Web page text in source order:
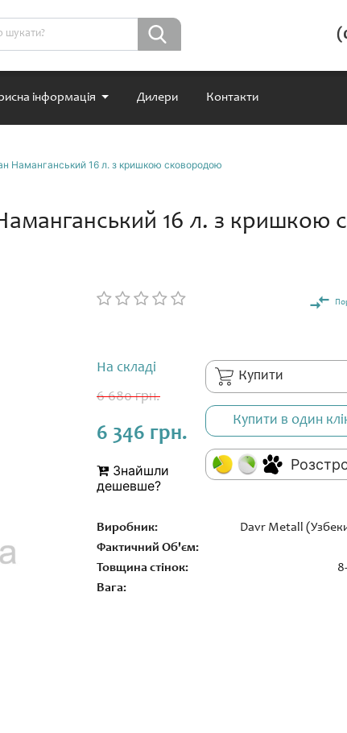
інформація Дилери Контакти
Наманганський 16 л. з кришкою сковородою
16 л. з кришкою
На складі
6 680 грн.
6 346 грн.
Знайшли
дешевше?
Купити
Купити в один
Виробник:
Davr Metall
Фактичний Об'єм:
Товщина стінок:
Вага: